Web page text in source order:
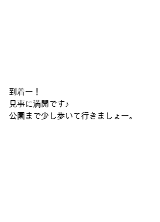
到着ー！
見事に満開です♪
公園まで少し歩いて行きましょー。